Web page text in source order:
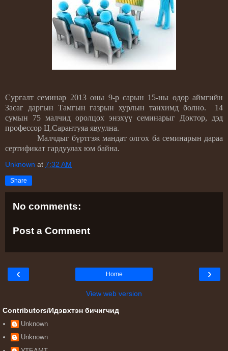
Сургалт семинар 2013 оны 9-р сарын 15-ны өдөр аймгийн
Засаг даргын Тамгын газрын хурлын танхимд болно.
14
сумын 75 малчид оролцох энэхүү семинарыг Доктор, дэд
профессор Ц.Сарантуяа явуулна.
Малчдыг бүртгэж мандат олгох ба семинарын дараа
сертификат гардуулах юм байна.
Unknown at 7:32 AM
Share
No comments:
Post a Comment
‹ ›
Home
View web version
Contributors/Идэвхтэн бичигчид
Unknown
Unknown